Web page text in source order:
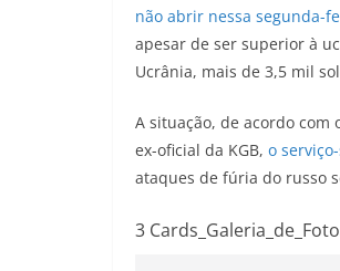
não abrir nessa segunda-
apesar de ser superior à
Ucrânia, mais de 3,5 mil
A situação, de acordo
ex-oficial da KGB, o
ataques de fúria do russo
3